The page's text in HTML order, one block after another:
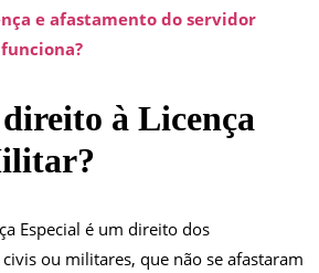
e afastamento do servidor
à Licença
Especial é um direito dos
ou militares, que não se afastaram